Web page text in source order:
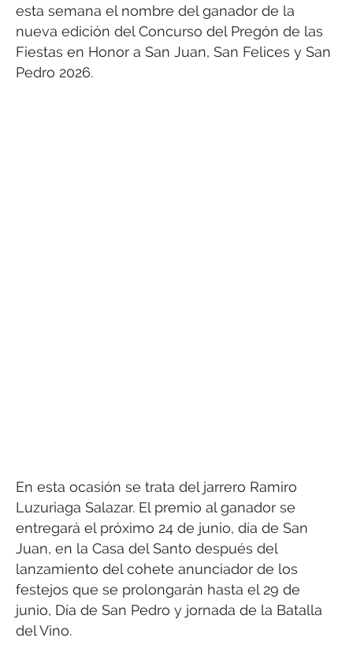
esta semana el nombre del ganador de la
nueva edición del Concurso del Pregón de las
Fiestas en Honor a San Juan, San Felices y San
Pedro 2026.
En esta ocasión se trata del jarrero Ramiro
Luzuriaga Salazar. El premio al ganador se
entregará el próximo 24 de junio, día de San
Juan, en la Casa del Santo después del
lanzamiento del cohete anunciador de los
festejos que se prolongarán hasta el 29 de
junio, Día de San Pedro y jornada de la Batalla
del Vino.